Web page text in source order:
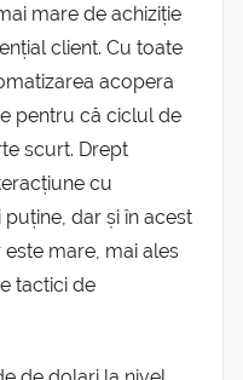
mare de achiziție
client. Cu toate
acopera
pentru că ciclul de
scurt. Drept
cu
dar și în acest
mare, mai ales
tactici de